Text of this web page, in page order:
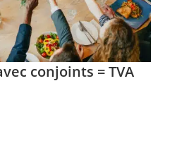
conjoints = TVA